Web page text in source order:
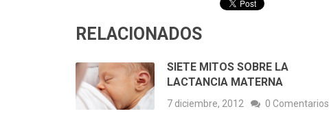
RELACIONADOS
SIETE MITOS SOBRE LA
LACTANCIA MATERNA
7 diciembre, 2012 0 Comentarios